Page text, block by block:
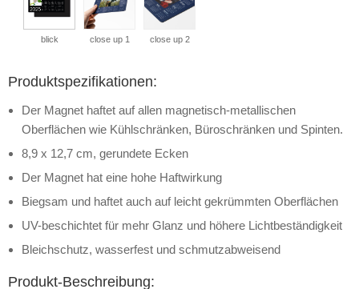
blick close up 1 close up 2
Produktspezifikationen:
Der Magnet haftet auf allen magnetisch-metallischen
Oberflächen wie Kühlschränken, Büroschränken und Spinten.
8,9 x 12,7 cm, gerundete Ecken
Der Magnet hat eine hohe Haftwirkung
Biegsam und haftet auch auf leicht gekrümmten Oberflächen
UV-beschichtet für mehr Glanz und höhere Lichtbeständigkeit
Bleichschutz, wasserfest und schmutzabweisend
Produkt-Beschreibung: